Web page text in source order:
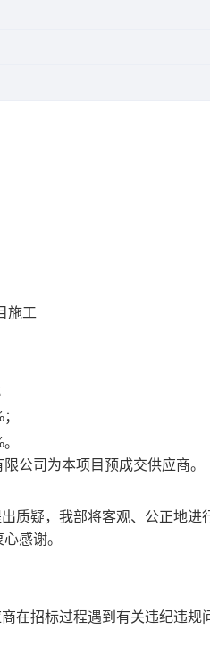
施工
；
。
限公司 为本项目预成交供应商。
质疑，我部将客观、公正地
感谢。
在招标过程遇到有关违纪违规